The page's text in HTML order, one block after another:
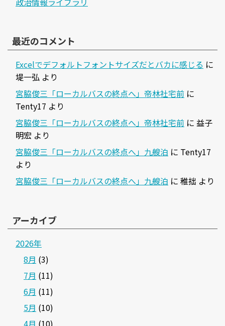
最近のコメント
Excelでデフォルトフォントサイズだとバカに感じる に
堤一弘 より
宮脇俊三「ローカルバスの終点へ」帝林社宅前 に
Tenty17 より
宮脇俊三「ローカルバスの終点へ」帝林社宅前 に 益子
明宏 より
宮脇俊三「ローカルバスの終点へ」九艘泊 に Tenty17
より
宮脇俊三「ローカルバスの終点へ」九艘泊 に 稚拙 より
アーカイブ
2026年
8月 (3)
7月 (11)
6月 (11)
5月 (10)
4月 (10)